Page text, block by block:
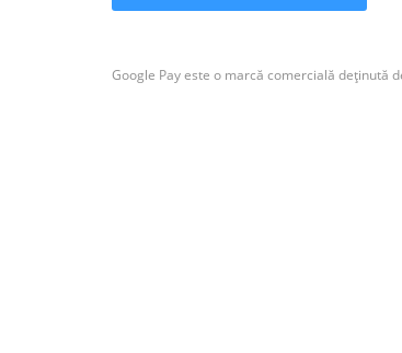
Google Pay este o marcă comercială deținută